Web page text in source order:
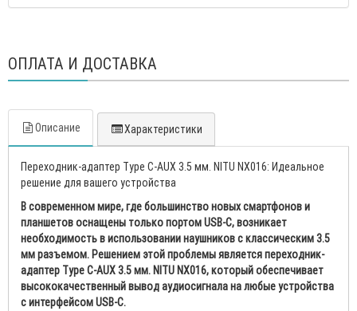
ОПЛАТА И ДОСТАВКА
Описание Характеристики
Переходник-адаптер Type C-AUX 3.5 мм. NITU NX016: Идеальное
решение для вашего устройства
В современном мире, где большинство новых смартфонов и
планшетов оснащены только портом USB-C, возникает
необходимость в использовании наушников с классическим 3.5
мм разъемом. Решением этой проблемы является переходник-
адаптер Type C-AUX 3.5 мм. NITU NX016, который обеспечивает
высококачественный вывод аудиосигнала на любые устройства
с интерфейсом USB-C.